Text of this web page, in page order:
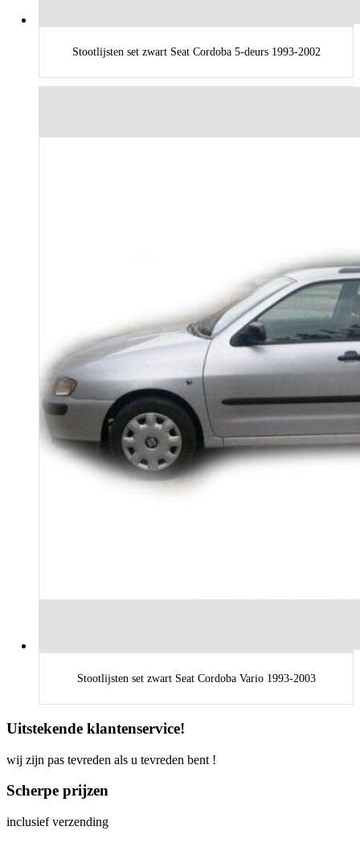
Stootlijsten set zwart Seat Cordoba 5-deurs 1993-2002
Stootlijsten set zwart Seat Cordoba Vario 1993-2003
Uitstekende klantenservice!
wij zijn pas tevreden als u tevreden bent !
Scherpe prijzen
inclusief verzending